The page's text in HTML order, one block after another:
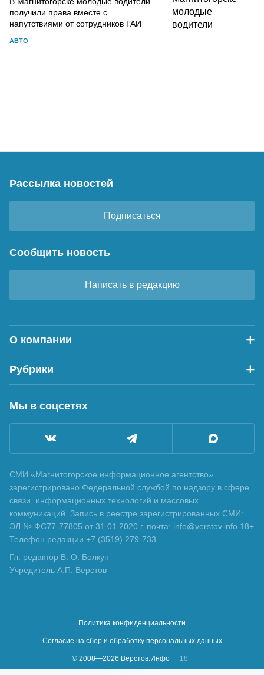
получили права вместе с
напутствиями от сотрудников ГАИ
АВТО
Рассылка новостей
Подписаться
Сообщить новость
Написать в редакцию
О компании
Рубрики
Мы в соцсетях
СМИ «Магнитогорское информационное агентство»
зарегистрировано Федеральной службой по надзору в сфере
связи, информационных технологий и массовых
коммуникаций. Запись в реестре зарегистрированных СМИ:
ЭЛ № ФС77-77805 от 31.01.2020 г. почта: info@verstov.info 18+
Телефон редакции +7 (3519) 279-733
Гл. редактор В. О. Болкун
Учредитель А.П. Верстов
Политика конфиденциальности
Согласие на сбор и обработку персональных данных
© 2008—2026 Верстов.Инфо
18+